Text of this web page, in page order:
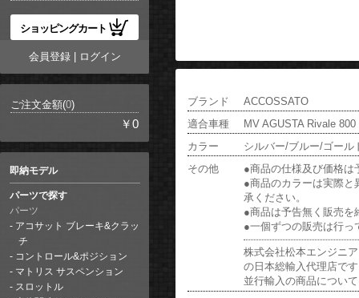
ショッピングカート
会員登録| ログイン
ご注文金額(0)
￥0
即納モデル
パーツで探す
パーツ
アコサット ブレーキ&クラッ
チ
コントロール&ポジション
マトリス サスペンション
スロットル
ブランド
ACCOSSATO
適合車種
MV AGUSTA Rivale 800
カラー
シルバー/ブルー/ゴー
その他
●商品の仕様及び価格は
●商品のカラーは実際と
承ください。
●商品は予告無く販売を
●一個ずつの販売は行っ
株式会社松本エンジニ
の日本総輸入代理店で
並行輸入の商品につい